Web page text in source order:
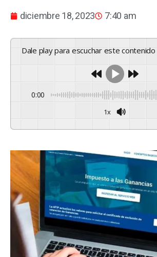
diciembre 18, 2023 7:40 am
Dale play para escuchar este contenido
0:00
1x